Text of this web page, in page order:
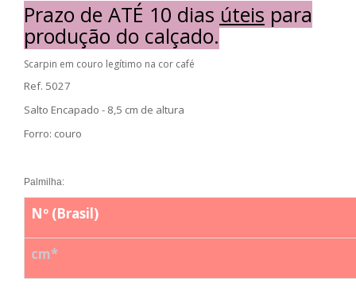
Prazo de ATÉ 10 dias úteis para
produção do calçado.
Scarpin em couro legítimo na cor café
Ref. 5027
Salto Encapado - 8,5 cm de altura
Forro: couro
Palmilha:
Nº (Brasil)
cm*